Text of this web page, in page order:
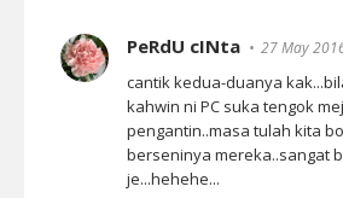
PeRdU cINta 27 May
cantik kedua-duanya
kahwin ni PC suka tengok
pengantin..masa tulah kita
berseninya mereka..sangat
je...hehehe...